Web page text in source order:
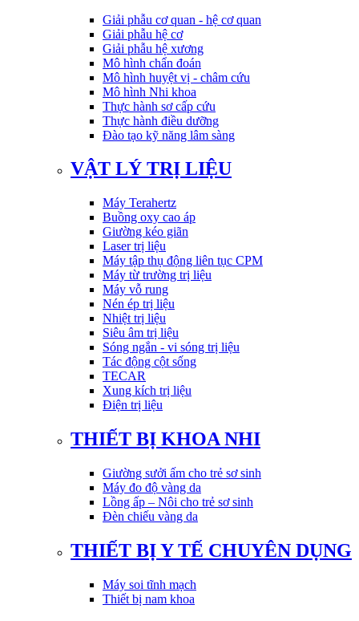
Giải phẫu cơ quan - hệ cơ quan
Giải phẫu hệ cơ
Giải phẫu hệ xương
Mô hình chẩn đoán
Mô hình huyệt vị - châm cứu
Mô hình Nhi khoa
Thực hành sơ cấp cứu
Thực hành điều dưỡng
Đào tạo kỹ năng lâm sàng
VẬT LÝ TRỊ LIỆU
Máy Terahertz
Buồng oxy cao áp
Giường kéo giãn
Laser trị liệu
Máy tập thụ động liên tục CPM
Máy từ trường trị liệu
Máy vỗ rung
Nén ép trị liệu
Nhiệt trị liệu
Siêu âm trị liệu
Sóng ngắn - vi sóng trị liệu
Tác động cột sống
TECAR
Xung kích trị liệu
Điện trị liệu
THIẾT BỊ KHOA NHI
Giường sưởi ấm cho trẻ sơ sinh
Máy đo độ vàng da
Lồng ấp – Nôi cho trẻ sơ sinh
Đèn chiếu vàng da
THIẾT BỊ Y TẾ CHUYÊN DỤNG
Máy soi tĩnh mạch
Thiết bị nam khoa